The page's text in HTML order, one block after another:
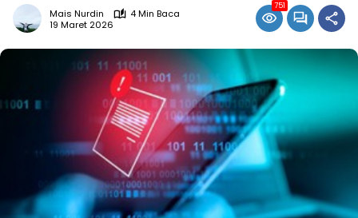
Mais Nurdin
4 Min Baca
19 Maret 2026
751